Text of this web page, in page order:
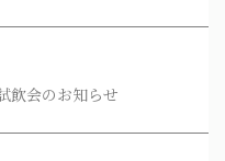
飲会のお知らせ